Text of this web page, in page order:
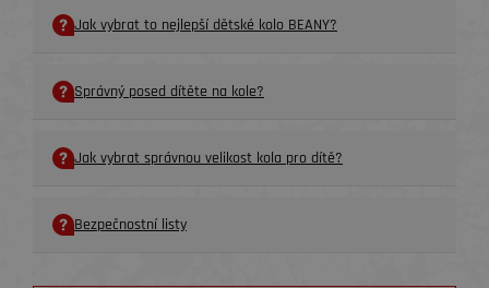
Jak vybrat to nejlepší dětské kolo BEANY?
Správný posed dítěte na kole?
Jak vybrat správnou velikost kola pro dítě?
Bezpečnostní listy